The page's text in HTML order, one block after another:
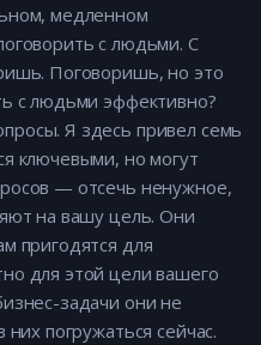
медленном
с людьми. С
Поговоришь, но это
с людьми эффективно?
Я здесь привел семь
ключевыми, но могут
— отсечь ненужное,
на вашу цель. Они
пригодятся для
для этой цели вашего
задачи они не
погружаться сейчас.